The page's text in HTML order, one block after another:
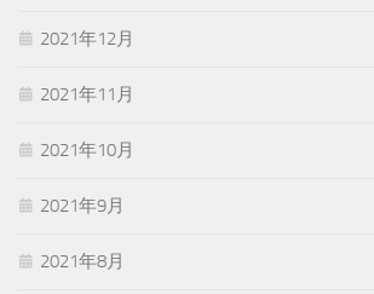
2021年12月
2021年11月
2021年10月
2021年9月
2021年8月